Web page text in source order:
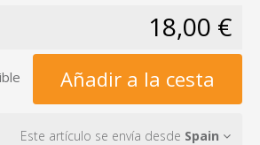
18,00 €
Añadir a la cesta
Este artículo se envía desde Spain